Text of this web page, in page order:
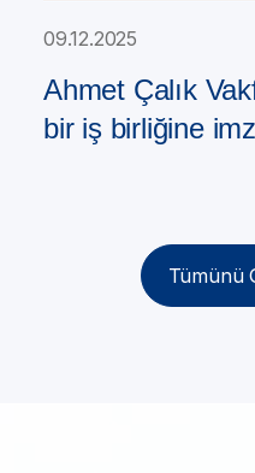
09.12.2025
Ahmet Çalık
bir iş birliğine
Tümünü